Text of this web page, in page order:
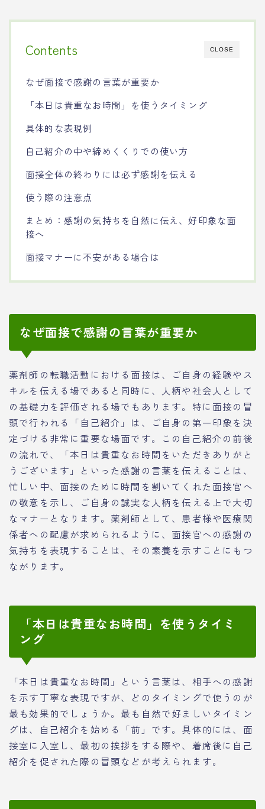
CLOSE
Contents
なぜ面接で感謝の言葉が重要か
「本日は貴重なお時間」を使うタイミング
具体的な表現例
自己紹介の中や締めくくりでの使い方
面接全体の終わりには必ず感謝を伝える
使う際の注意点
まとめ：感謝の気持ちを自然に伝え、好印象な面
接へ
面接マナーに不安がある場合は
なぜ面接で感謝の言葉が重要か
薬剤師の転職活動における面接は、ご自身の経験やス
キルを伝える場であると同時に、人柄や社会人として
の基礎力を評価される場でもあります。特に面接の冒
頭で行われる「自己紹介」は、ご自身の第一印象を決
定づける非常に重要な場面です。この自己紹介の前後
の流れで、「本日は貴重なお時間をいただきありがと
うございます」といった感謝の言葉を伝えることは、
忙しい中、面接のために時間を割いてくれた面接官へ
の敬意を示し、ご自身の誠実な人柄を伝える上で大切
なマナーとなります。薬剤師として、患者様や医療関
係者への配慮が求められるように、面接官への感謝の
気持ちを表現することは、その素養を示すことにもつ
ながります。
「本日は貴重なお時間」を使うタイミ
ング
「本日は貴重なお時間」という言葉は、相手への感謝
を示す丁寧な表現ですが、どのタイミングで使うのが
最も効果的でしょうか。最も自然で好ましいタイミン
グは、自己紹介を始める「前」です。具体的には、面
接室に入室し、最初の挨拶をする際や、着席後に自己
紹介を促された際の冒頭などが考えられます。